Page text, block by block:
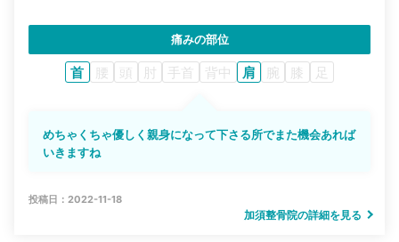
痛みの部位
首 腰 頭 肘 手首 背中 肩 腕 膝 足
めちゃくちゃ優しく親身になって下さる所でまた機会あれば
いきますね
投稿日：2022-11-18
加須整骨院の詳細を見る